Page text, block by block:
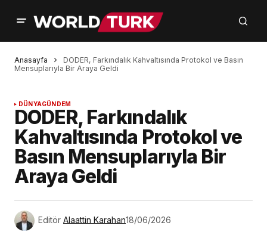
Anasayfa
DODER, Farkındalık Kahvaltısında Protokol ve Basın
Mensuplarıyla Bir Araya Geldi
DÜNYAGÜNDEM
DODER, Farkındalık
Kahvaltısında Protokol ve
Basın Mensuplarıyla Bir
Araya Geldi
Editör Alaattin Karahan18/06/2026